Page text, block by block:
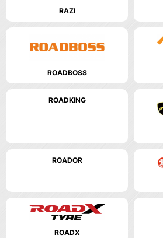
RAZI
ROADBOSS
ROADKING
ROADOR
ROADX